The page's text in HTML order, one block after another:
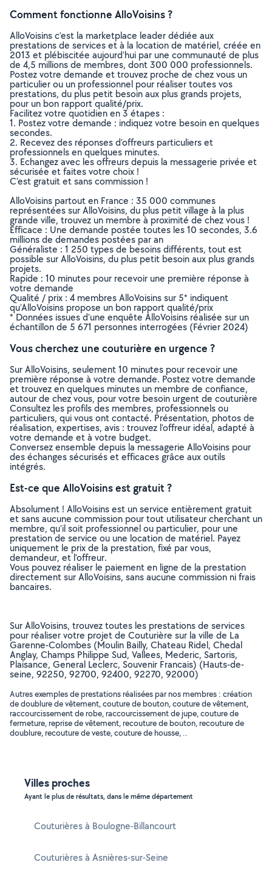
Comment fonctionne AlloVoisins ?
AlloVoisins c’est la marketplace leader dédiée aux
prestations de services et à la location de matériel, créée en
2013 et plébiscitée aujourd’hui par une communauté de plus
de 4,5 millions de membres, dont 300 000 professionnels.
Postez votre demande et trouvez proche de chez vous un
particulier ou un professionnel pour réaliser toutes vos
prestations, du plus petit besoin aux plus grands projets,
pour un bon rapport qualité/prix.
Facilitez votre quotidien en 3 étapes :
1. Postez votre demande : indiquez votre besoin en quelques
secondes.
2. Recevez des réponses d’offreurs particuliers et
professionnels en quelques minutes.
3. Echangez avec les offreurs depuis la messagerie privée et
sécurisée et faites votre choix !
C’est gratuit et sans commission !
AlloVoisins partout en France : 35 000 communes
représentées sur AlloVoisins, du plus petit village à la plus
grande ville, trouvez un membre à proximité de chez vous !
Efficace : Une demande postée toutes les 10 secondes, 3.6
millions de demandes postées par an
Généraliste : 1 250 types de besoins différents, tout est
possible sur AlloVoisins, du plus petit besoin aux plus grands
projets.
Rapide : 10 minutes pour recevoir une première réponse à
votre demande
Qualité / prix : 4 membres AlloVoisins sur 5* indiquent
qu’AlloVoisins propose un bon rapport qualité/prix
* Données issues d’une enquête AlloVoisins réalisée sur un
échantillon de 5 671 personnes interrogées (Février 2024)
Vous cherchez une couturière en urgence ?
Sur AlloVoisins, seulement 10 minutes pour recevoir une
première réponse à votre demande. Postez votre demande
et trouvez en quelques minutes un membre de confiance,
autour de chez vous, pour votre besoin urgent de couturière
Consultez les profils des membres, professionnels ou
particuliers, qui vous ont contacté. Présentation, photos de
réalisation, expertises, avis : trouvez l'offreur idéal, adapté à
votre demande et à votre budget.
Conversez ensemble depuis la messagerie AlloVoisins pour
des échanges sécurisés et efficaces grâce aux outils
intégrés.
Est-ce que AlloVoisins est gratuit ?
Absolument ! AlloVoisins est un service entièrement gratuit
et sans aucune commission pour tout utilisateur cherchant un
membre, qu’il soit professionnel ou particulier, pour une
prestation de service ou une location de matériel. Payez
uniquement le prix de la prestation, fixé par vous,
demandeur, et l’offreur.
Vous pouvez réaliser le paiement en ligne de la prestation
directement sur AlloVoisins, sans aucune commission ni frais
bancaires.
Sur AlloVoisins, trouvez toutes les prestations de services
pour réaliser votre projet de Couturière sur la ville de La
Garenne-Colombes (Moulin Bailly, Chateau Ridel, Chedal
Anglay, Champs Philippe Sud, Vallees, Mederic, Sartoris,
Plaisance, General Leclerc, Souvenir Francais) (Hauts-de-
seine, 92250, 92700, 92400, 92270, 92000)
Autres exemples de prestations réalisées par nos membres : création
de doublure de vêtement, couture de bouton, couture de vêtement,
raccourcissement de robe, raccourcissement de jupe, couture de
fermeture, reprise de vêtement, recouture de bouton, recouture de
doublure, recouture de veste, couture de housse, ..
Villes proches
Ayant le plus de résultats, dans le même département
Couturières à Boulogne-Billancourt
Couturières à Asnières-sur-Seine